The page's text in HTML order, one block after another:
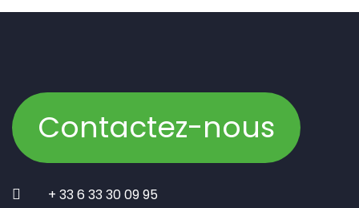
Contactez-nous
+ 33 6 33 30 09 95